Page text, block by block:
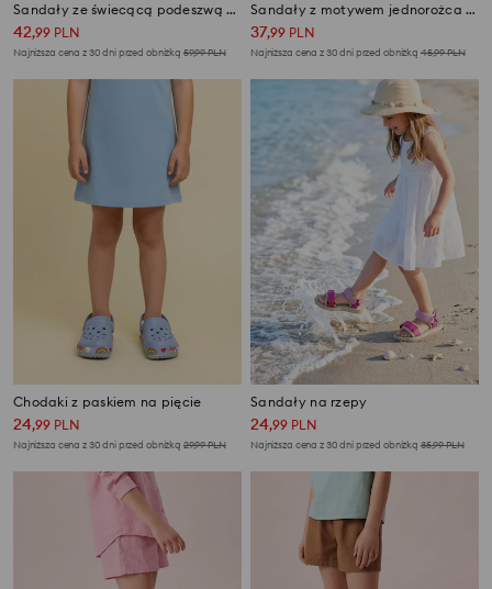
Sandały ze świecącą podeszwą LED Minnie Mouse
42,99 PLN
Najniższa cena z 30 dni przed obniżką 59,99PLN
Sandały z motywem jednorożca i lampkami LED
37,99 PLN
Najniższa cena z 30 dni przed obniżką 45,99PLN
Chodaki z paskiem na pięcie
24,99 PLN
Najniższa cena z 30 dni przed obniżką 29,99PLN
Sandały na rzepy
24,99 PLN
Najniższa cena z 30 dni przed obniżką 35,99PLN